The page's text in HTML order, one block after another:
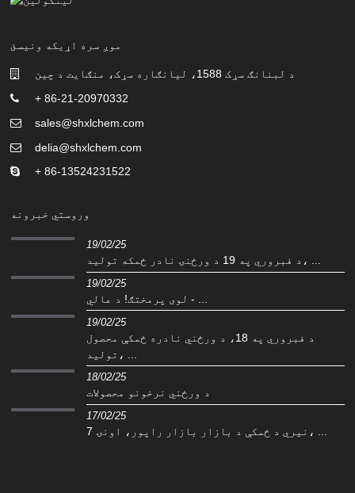
موږ سره اړیکه ونیسئ
د لبنانګ سړک 1588، لیانګاره سړک، منګایت د چین
+ 86-21-20970332
sales@shxlchem.com
delia@shxlchem.com
+ 86-13524231522
وروستي خبرونه
19/02/25
د فبروري په 19 د ورځنۍ نادر ځمکه تولید، ...
19/02/25
لوی پرمختګ! د عالي - ...
19/02/25
د فبروري په 18، د ورځني نادره ځمکې محصول
تولید، ...
18/02/25
د ورځني نرخونو محصولات
17/02/25
نیري د ځمکې د بازار بازار راپور، اونۍ 7، ...